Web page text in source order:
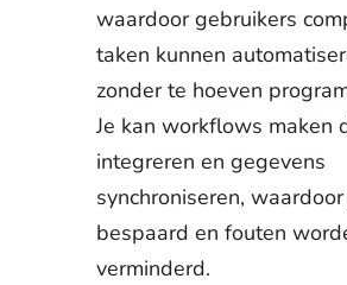
waardoor gebruikers
taken kunnen
zonder te hoeven
Je kan workflows maken
integreren en gegevens
synchroniseren,
bespaard en fouten
verminderd.